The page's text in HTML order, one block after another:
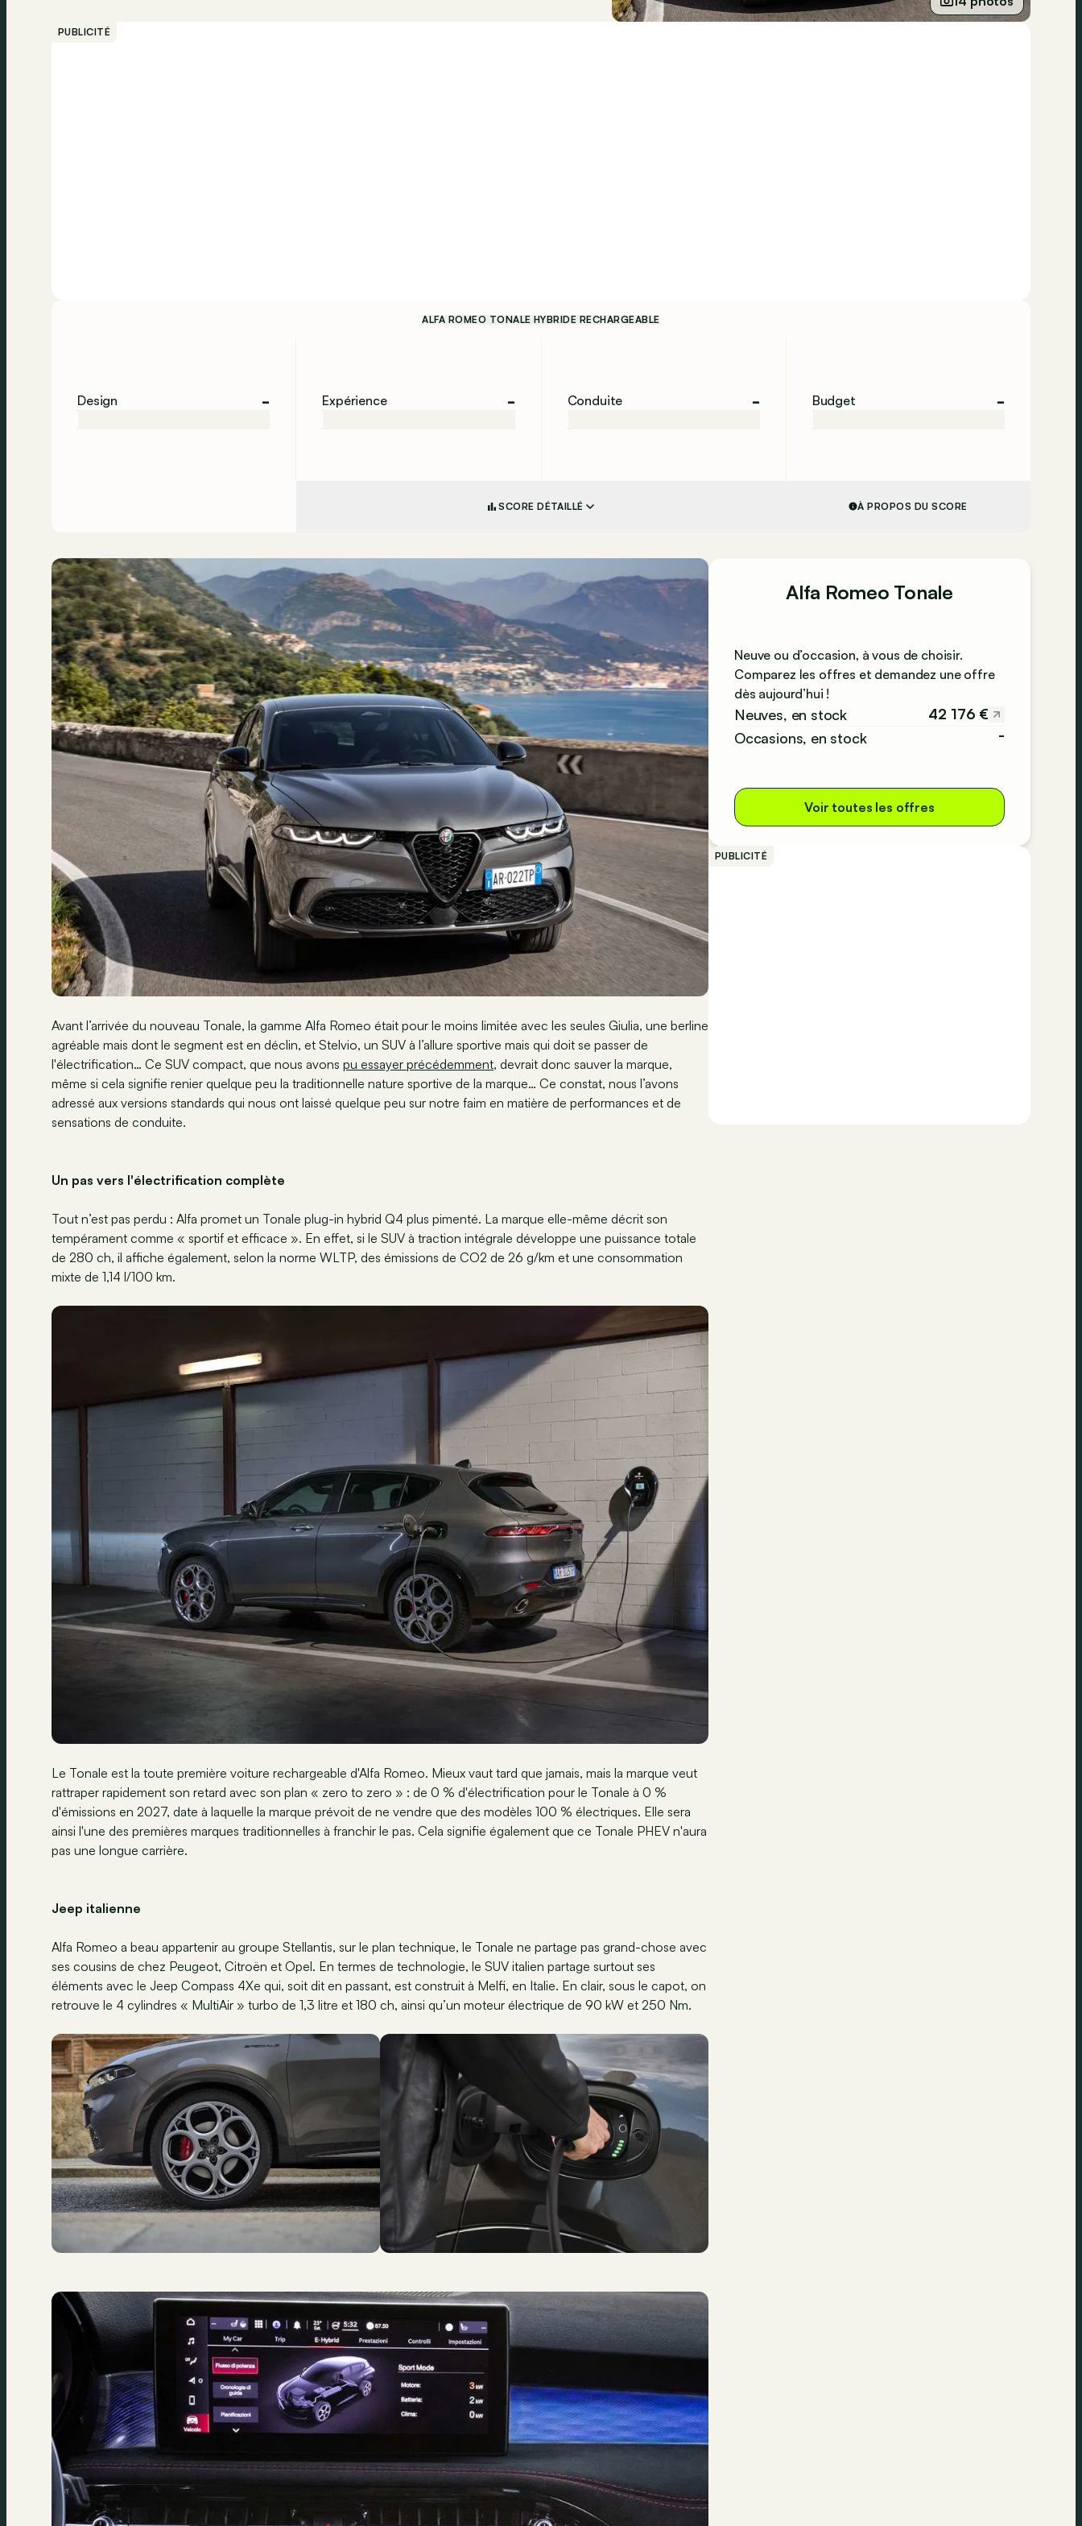
PUBLICITÉ
ALFA ROMEO TONALE HYBRIDE RECHARGEABLE
Design - Expérience - Conduite - Budget -
SCORE DÉTAILLÉ À PROPOS DU SCORE
Avant l’arrivée du nouveau Tonale, la gamme Alfa Romeo était pour le moins limitée avec les seules Giulia, une berline
agréable mais dont le segment est en déclin, et Stelvio, un SUV à l’allure sportive mais qui doit se passer de
l'électrification… Ce SUV compact, que nous avons pu essayer précédemment, devrait donc sauver la marque,
même si cela signifie renier quelque peu la traditionnelle nature sportive de la marque… Ce constat, nous l’avons
adressé aux versions standards qui nous ont laissé quelque peu sur notre faim en matière de performances et de
sensations de conduite.
Un pas vers l'électrification complète
Tout n’est pas perdu : Alfa promet un Tonale plug-in hybrid Q4 plus pimenté. La marque elle-même décrit son
tempérament comme « sportif et efficace ». En effet, si le SUV à traction intégrale développe une puissance totale
de 280 ch, il affiche également, selon la norme WLTP, des émissions de CO2 de 26 g/km et une consommation
mixte de 1,14 l/100 km.
Le Tonale est la toute première voiture rechargeable d'Alfa Romeo. Mieux vaut tard que jamais, mais la marque veut
rattraper rapidement son retard avec son plan « zero to zero » : de 0 % d'électrification pour le Tonale à 0 %
d'émissions en 2027, date à laquelle la marque prévoit de ne vendre que des modèles 100 % électriques. Elle sera
ainsi l'une des premières marques traditionnelles à franchir le pas. Cela signifie également que ce Tonale PHEV n'aura
pas une longue carrière.
Jeep italienne
Alfa Romeo a beau appartenir au groupe Stellantis, sur le plan technique, le Tonale ne partage pas grand-chose avec
ses cousins de chez Peugeot, Citroën et Opel. En termes de technologie, le SUV italien partage surtout ses
éléments avec le Jeep Compass 4Xe qui, soit dit en passant, est construit à Melfi, en Italie. En clair, sous le capot, on
retrouve le 4 cylindres « MultiAir » turbo de 1,3 litre et 180 ch, ainsi qu’un moteur électrique de 90 kW et 250 Nm.
Alfa Romeo Tonale
Neuve ou d’occasion, à vous de choisir.
Comparez les offres et demandez une offre
dès aujourd’hui !
Neuves, en stock
42 176 €
Occasions, en stock
-
Voir toutes les offres
PUBLICITÉ